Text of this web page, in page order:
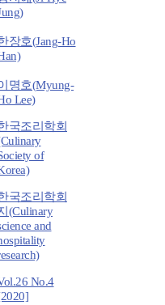
장호(Jang-Ho
명호(Myung-
Lee)
국조리학회
of
국조리학회
(Culinary
and
No.4